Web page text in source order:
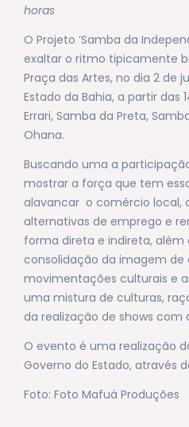
horas
O Projeto ‘Samba da
exaltar o ritmo tipicamente
Praça das Artes, no dia 2 de
Estado da Bahia, a partir das
Errari, Samba da Preta,
Ohana.
Buscando uma a
mostrar a força que tem
alavancar o comércio local,
alternativas de emprego e
forma direta e indireta, além
consolidação da imagem de
movimentações culturais e
uma mistura de culturas,
da realização de shows com
O evento é uma realização
Governo do Estado, através
Foto: Foto Mafuá Produções